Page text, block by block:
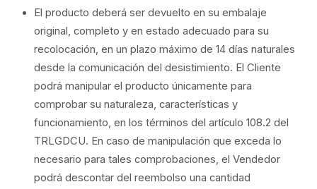
El producto deberá ser devuelto en su embalaje
original, completo y en estado adecuado para su
recolocación, en un plazo máximo de 14 días naturales
desde la comunicación del desistimiento. El Cliente
podrá manipular el producto únicamente para
comprobar su naturaleza, características y
funcionamiento, en los términos del artículo 108.2 del
TRLGDCU. En caso de manipulación que exceda lo
necesario para tales comprobaciones, el Vendedor
podrá descontar del reembolso una cantidad